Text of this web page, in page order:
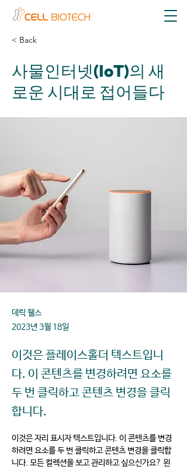
< Back
사물인터넷(IoT)의 새
로운 시대로 접어들다
데릭 웰스
2023년 3월 18일
이것은 플레이스홀더 텍스트입니
다. 이 콘텐츠를 변경하려면 요소를
두 번 클릭하고 콘텐츠 변경을 클릭
합니다.
이것은 자리 표시자 텍스트입니다. 이 콘텐츠를 변경
하려면 요소를 두 번 클릭하고 콘텐츠 변경을 클릭합
니다. 모든 컬렉션을 보고 관리하고 싶으신가요? 왼